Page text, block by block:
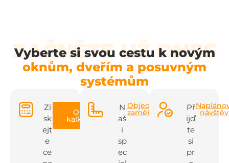
ZAČNĚTE UŽ DNES
Vyberte si svou cestu k novým
oknům, dveřím a posuvným
systémům
Zí
sk
ejt
e
ce
Online
kalkulačka
N
aš
i
sp
ec
Objednat
zaměření
Př
ijď
te
si
pr